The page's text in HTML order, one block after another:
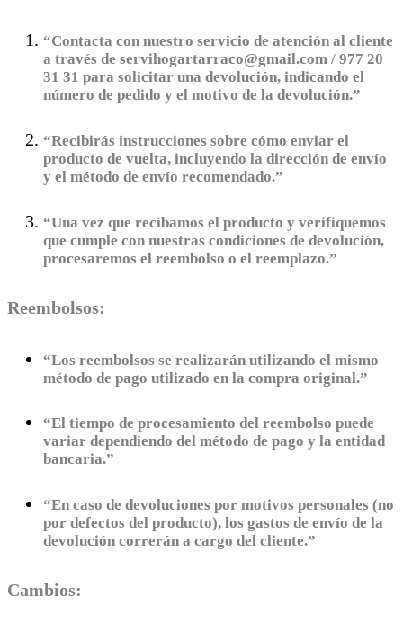
“Contacta con nuestro servicio de atención al cliente
a través de servihogartarraco@gmail.com / 977 20
31 31 para solicitar una devolución, indicando el
número de pedido y el motivo de la devolución.”
“Recibirás instrucciones sobre cómo enviar el
producto de vuelta, incluyendo la dirección de envío
y el método de envío recomendado.”
“Una vez que recibamos el producto y verifiquemos
que cumple con nuestras condiciones de devolución,
procesaremos el reembolso o el reemplazo.”
Reembolsos:
“Los reembolsos se realizarán utilizando el mismo
método de pago utilizado en la compra original.”
“El tiempo de procesamiento del reembolso puede
variar dependiendo del método de pago y la entidad
bancaria.”
“En caso de devoluciones por motivos personales (no
por defectos del producto), los gastos de envío de la
devolución correrán a cargo del cliente.”
Cambios: